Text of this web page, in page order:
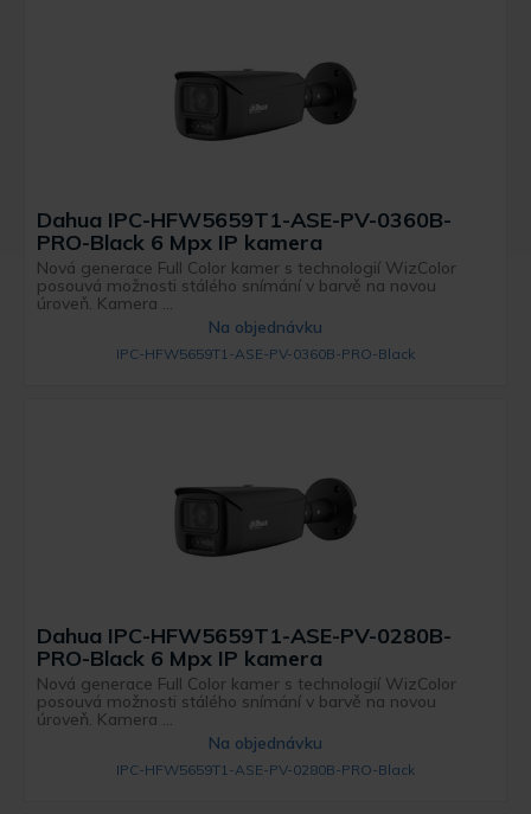
Dahua IPC-HFW5659T1-ASE-PV-0360B-
PRO-Black 6 Mpx IP kamera
Nová generace Full Color kamer s technologií WizColor
posouvá možnosti stálého snímání v barvě na novou
úroveň. Kamera ...
Na objednávku
IPC-HFW5659T1-ASE-PV-0360B-PRO-Black
Dahua IPC-HFW5659T1-ASE-PV-0280B-
PRO-Black 6 Mpx IP kamera
Nová generace Full Color kamer s technologií WizColor
posouvá možnosti stálého snímání v barvě na novou
úroveň. Kamera ...
Na objednávku
IPC-HFW5659T1-ASE-PV-0280B-PRO-Black